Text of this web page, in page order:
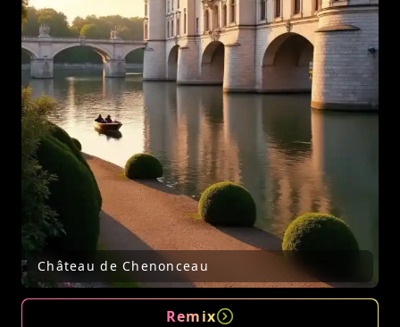
Château de Chenonceau
Remix